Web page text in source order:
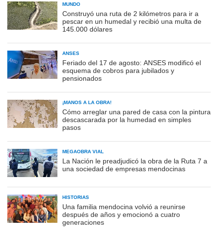
MUNDO
Construyó una ruta de 2 kilómetros para ir a
pescar en un humedal y recibió una multa de
145.000 dólares
ANSES
Feriado del 17 de agosto: ANSES modificó el
esquema de cobros para jubilados y
pensionados
¡MANOS A LA OBRA!
Cómo arreglar una pared de casa con la pintura
descascarada por la humedad en simples
pasos
MEGAOBRA VIAL
La Nación le preadjudicó la obra de la Ruta 7 a
una sociedad de empresas mendocinas
HISTORIAS
Una familia mendocina volvió a reunirse
después de años y emocionó a cuatro
generaciones